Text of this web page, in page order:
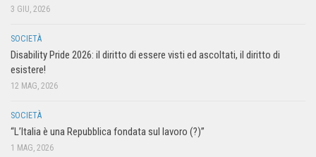
3 GIU, 2026
SOCIETÀ
Disability Pride 2026: il diritto di essere visti ed ascoltati, il diritto di
esistere!
12 MAG, 2026
SOCIETÀ
“L’Italia è una Repubblica fondata sul lavoro (?)”
1 MAG, 2026